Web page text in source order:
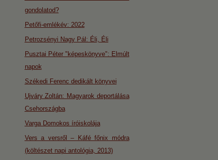
gondolatod?
Petőfi-emlékév: 2022
Petrozsényi Nagy Pál: Éli, Éli
Pusztai Péter "képeskönyve": Elmúlt
napok
Székedi Ferenc dedikált könyvei
Ujváry Zoltán: Magyarok deportálása
Csehországba
Varga Domokos íróiskolája
Vers a versről – Káfé főnix módra
(költészet napi antológia, 2013)